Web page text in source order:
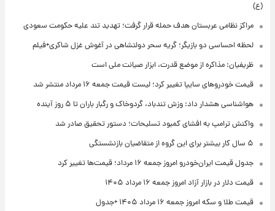
(ع)
مراکز نظامی عربستان هدف حمله قرار گرفت؛ تهدید تند علیه حکومت سعودی
لحظه احساسی دو بازیگر؛ گریه سحر دولتشاهی در آغوش غزل شاکری+فیلم
ظریفیان: مذاکره از موضع قدرت، ابزار صیانت ملی است
قیمت خودروهای سایپا تغییر کرد؛ لیست قیمت جمعه ۱۶ مرداد منتشر شد
هواشناسی هشدار داد: وزش تندباد، گردوخاک و رگبار باران تا ۵ روز آینده
واکنش ترامپ به افشای کمبود تسلیحات؛ دستور تحقیق صادر شد
۵ سال کار بیشتر برای این گروه از متقاضیان بازنشستگی
جدول قیمت ایران‌خودرو امروز جمعه ۱۶ مرداد؛ قیمت‌ها تغییر کرد
قیمت دلار در بازار آزاد امروز جمعه ۱۶ مرداد ۱۴۰۵
قیمت طلا و سکه امروز جمعه ۱۶ مرداد ۱۴۰۵ +جدول